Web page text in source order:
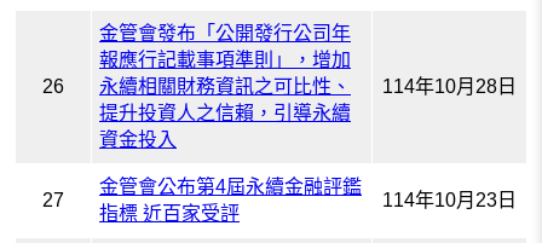
26
金管會發布「公開發行公司年
報應行記載事項準則」，增加
永續相關財務資訊之可比性、
提升投資人之信賴，引導永續
資金投入
114年10月28日
27
金管會公布第4屆永續金融評鑑
指標 近百家受評
114年10月23日